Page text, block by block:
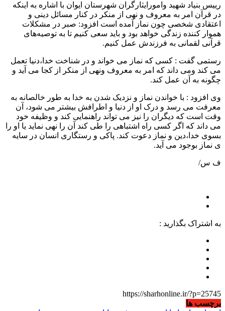
رییس بنیاد شهید وامورایثارگران شهرستان ایوان با اشاره به اینکه
در قرآن امر به معروف و نهی از منکر در کنار مسائل دینی و
اعتقادی شخصی چون نماز آمده است افزود: صبر در مشکلات
هموار کننده زندگی خواهد بود و باید سعی کنیم تا به توصیه‌های
قرآنی لقمانی به فرزندش عمل کنیم.
رستمی گفت : کسی که نماز می خواند و در شناخت خدا،دنیا تعمل
می کند ومی داند که امر به معروف ونهی از منکر از کجا می آید و
چگونه به آن عمل کند.
وی افزود : با خواندن نماز و نزدیک شدن به خدا به طور خالصانه به
معرفت می رسد و درک او از دنیا و اطرافش بیشتر می شود، آن
وقت است که دیگران را نیز می تواند راهنمایی کند و وظیفه خود
می داند که اگر کسی راه اشتباهی را طی کند آن را نهی نماید یا او را
بسوی خدا،دین و نماز دعوت کند. پاکی و رستگاری انسان در سایه
ی نماز بوجود می آید.
ف س/
به اشتراک بگذارید :
https://sharhonline.ir/?p=25745
برچسب ها